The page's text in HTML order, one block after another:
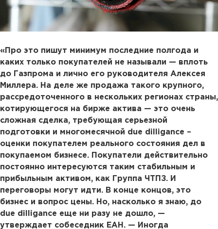
«Про это пишут минимум последние полгода и
каких только покупателей не называли — вплоть
до Газпрома и лично его руководителя Алексея
Миллера. На деле же продажа такого крупного,
рассредоточенного в нескольких регионах страны,
котирующегося на бирже актива — это очень
сложная сделка, требующая серьезной
подготовки и многомесячной due dilligance –
оценки покупателем реального состояния дел в
покупаемом бизнесе. Покупатели действительно
постоянно интересуются таким стабильным и
прибыльным активом, как Группа ЧТПЗ. И
переговоры могут идти. В конце концов, это
бизнес и вопрос цены. Но, насколько я знаю, до
due dilligance еще ни разу не дошло, —
утверждает собеседник ЕАН. — Иногда